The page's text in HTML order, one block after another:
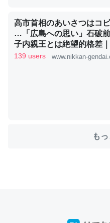
これを元に考えるとカルシ
類は苦労してるんだな…。
ジになったり努力してるし
─ニュース :: 【研究発表】昆虫
ウチもEchoを実家に置い
高市首相のあいさつはコ
…「広島への思い」石破
子内親王とは絶望的格差
ダイDIGITAL
139 users www.nikkan-
も